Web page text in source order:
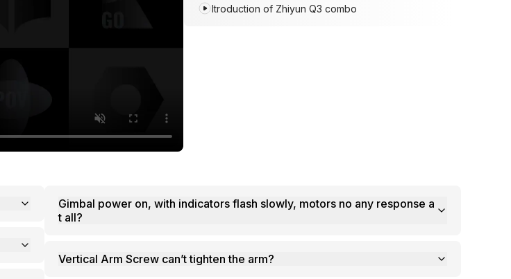
Itroduction of Zhiyun Q3 combo
Gimbal power on, with indicators flash slowly, motors no any response a
t all?
Vertical Arm Screw can’t tighten the arm?